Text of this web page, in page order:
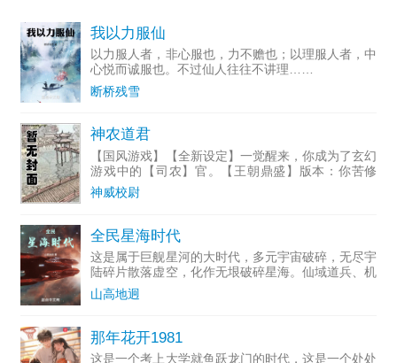
我以力服仙
以力服人者，非心服也，力不赡也；以理服人者，中
心悦而诚服也。不过仙人往往不讲理……
断桥残雪
神农道君
【国风游戏】【全新设定】一觉醒来，你成为了玄幻
游戏中的【司农】官。【王朝鼎盛】版本：你苦修
《节气令》，从【风调雨顺】到【呼风唤雨】、从
【五谷丰登】到【万物生长】、号令四季，默默发
神威校尉
全民星海时代
这是属于巨舰星河的大时代，多元宇宙破碎，无尽宇
陆碎片散落虚空，化作无垠破碎星海。仙域道兵、机
械神降、黄金巨人、巫师主宰…数不尽的奇异文明。
星海奇物、基因药剂、外殖装甲、浮陆本源…遍地可
山高地迥
那年花开1981
这是一个考上大学就鱼跃龙门的时代，这是一个处处